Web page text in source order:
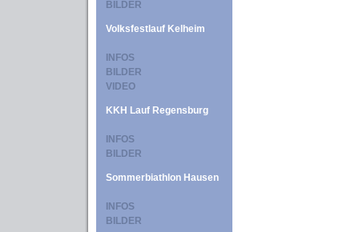
BILDER
Volksfestlauf Kelheim
INFOS
BILDER
VIDEO
KKH Lauf Regensburg
INFOS
BILDER
Sommerbiathlon Hausen
INFOS
BILDER